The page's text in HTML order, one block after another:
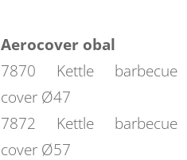
Aerocover obal
7870 Kettle barbecue
cover Ø47
7872 Kettle barbecue
cover Ø57